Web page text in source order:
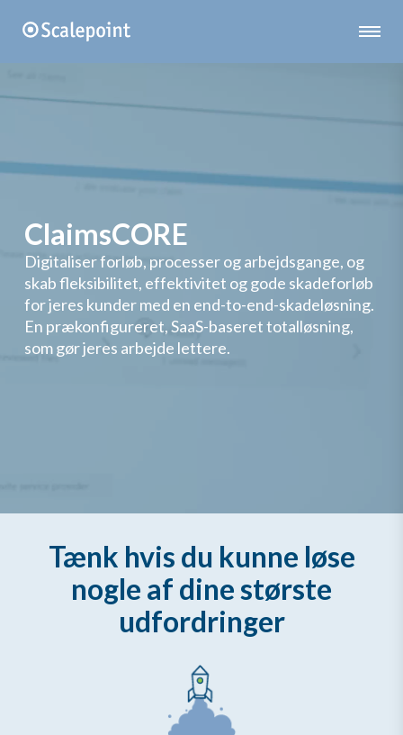
ClaimsCORE
Digitaliser forløb, processer og arbejdsgange, og
skab fleksibilitet, effektivitet og gode skadeforløb
for jeres kunder med en end-to-end-skadeløsning.
En prækonfigureret, SaaS-baseret totalløsning,
som gør jeres arbejde lettere.
Tænk hvis du kunne løse
nogle af dine største
udfordringer